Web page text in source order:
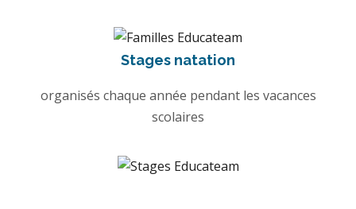
Stages natation
organisés chaque année pendant les vacances
scolaires